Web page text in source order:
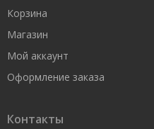
Корзина
Магазин
Мой аккаунт
Оформление заказа
Контакты